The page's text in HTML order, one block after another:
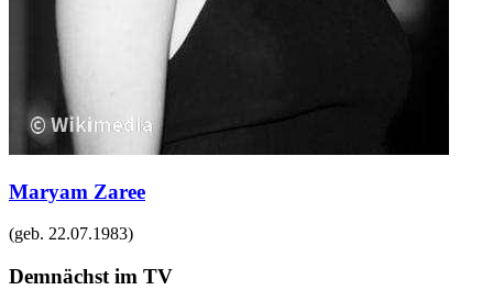
Maryam Zaree
(geb. 22.07.1983)
Demnächst im TV